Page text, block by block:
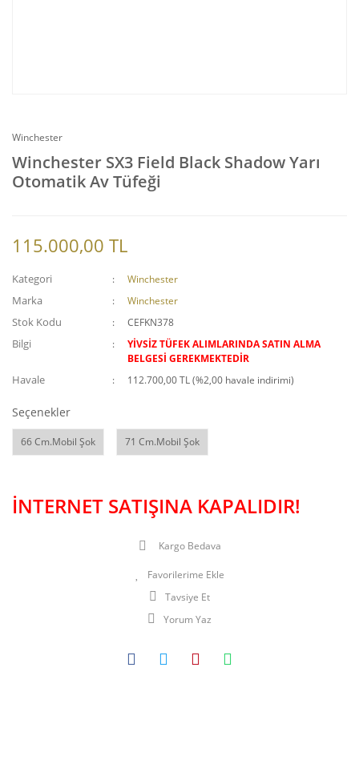
Winchester
Winchester SX3 Field Black Shadow Yarı
Otomatik Av Tüfeği
115.000,00 TL
Kategori Winchester
Marka Winchester
Stok Kodu CEFKN378
Bilgi
YİVSİZ TÜFEK ALIMLARINDA SATIN ALMA
BELGESİ GEREKMEKTEDİR
Havale 112.700,00 TL (%2,00 havale indirimi)
Seçenekler
66 Cm.Mobil Şok 71 Cm.Mobil Şok
İNTERNET SATIŞINA KAPALIDIR!
Kargo Bedava
Tavsiye Et
Yorum Yaz